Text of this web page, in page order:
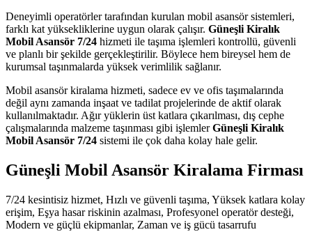
Deneyimli operatörler tarafından kurulan mobil asansör sistemleri,
farklı kat yüksekliklerine uygun olarak çalışır. Güneşli Kiralık
Mobil Asansör 7/24 hizmeti ile taşıma işlemleri kontrollü, güvenli
ve planlı bir şekilde gerçekleştirilir. Böylece hem bireysel hem de
kurumsal taşınmalarda yüksek verimlilik sağlanır.
Mobil asansör kiralama hizmeti, sadece ev ve ofis taşımalarında
değil aynı zamanda inşaat ve tadilat projelerinde de aktif olarak
kullanılmaktadır. Ağır yüklerin üst katlara çıkarılması, dış cephe
çalışmalarında malzeme taşınması gibi işlemlerGüneşli Kiralık
Mobil Asansör 7/24 sistemi ile çok daha kolay hale gelir.
Güneşli Mobil Asansör Kiralama Firması
7/24 kesintisiz hizmet, Hızlı ve güvenli taşıma, Yüksek katlara kolay
erişim, Eşya hasar riskinin azalması, Profesyonel operatör desteği,
Modern ve güçlü ekipmanlar, Zaman ve iş gücü tasarrufu